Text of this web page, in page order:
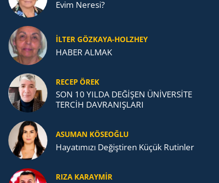
Evim Neresi?
İLTER GÖZKAYA-HOLZHEY
HABER ALMAK
RECEP ÖREK
SON 10 YILDA DEĞİŞEN ÜNİVERSİTE
TERCİH DAVRANIŞLARI
ASUMAN KÖSEOĞLU
Ha­ya­tı­mı­zı De­ğiş­ti­ren Küçük Ru­tin­ler
RIZA KARAYMIR